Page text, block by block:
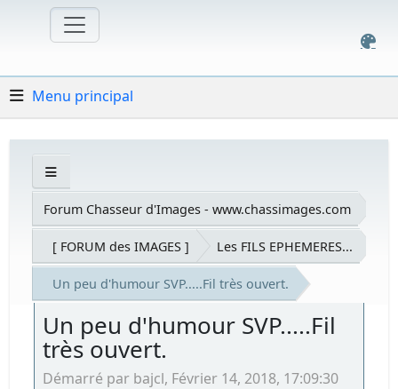
Menu principal
Forum Chasseur d'Images - www.chassimages.com
[ FORUM des IMAGES ] Les FILS EPHEMERES...
Un peu d'humour SVP.....Fil très ouvert.
Un peu d'humour SVP.....Fil
très ouvert.
Démarré par bajcl, Février 14, 2018, 17:09:30